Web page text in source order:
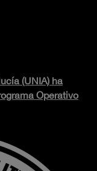
(UNIA) ha
Operativo